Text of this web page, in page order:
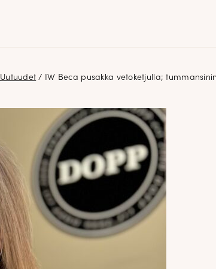
Uutuudet / IW Beca pusakka vetoketjulla;